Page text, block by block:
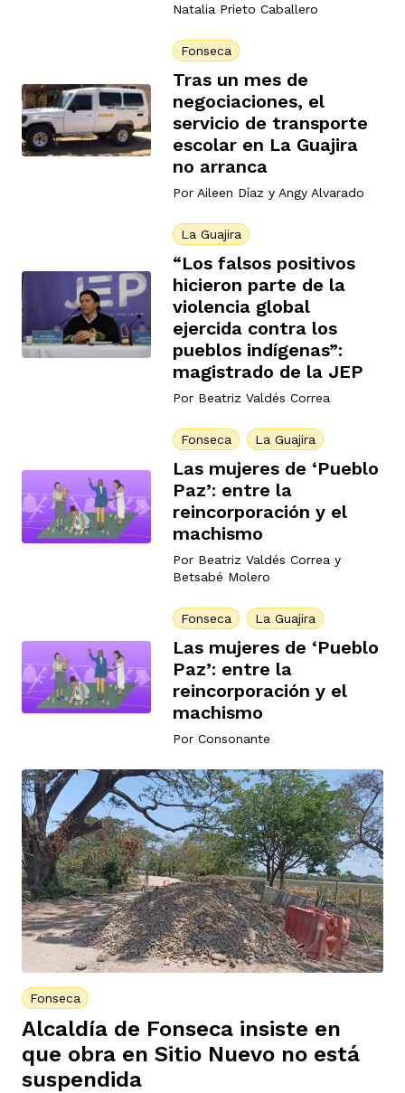
Natalia Prieto Caballero
Fonseca
Tras un mes de
negociaciones, el
servicio de transporte
escolar en La Guajira
no arranca
Por Aileen Díaz y Angy Alvarado
La Guajira
“Los falsos positivos
hicieron parte de la
violencia global
ejercida contra los
pueblos indígenas”:
magistrado de la JEP
Por Beatriz Valdés Correa
Fonseca La Guajira
Las mujeres de ‘Pueblo
Paz’: entre la
reincorporación y el
machismo
Por Beatriz Valdés Correa y
Betsabé Molero
Fonseca La Guajira
Las mujeres de ‘Pueblo
Paz’: entre la
reincorporación y el
machismo
Por Consonante
Fonseca
Alcaldía de Fonseca insiste en
que obra en Sitio Nuevo no está
suspendida